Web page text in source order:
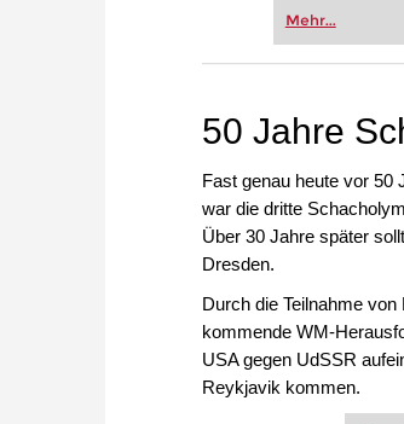
zuvor.
Mehr...
50 Jahre
Fast genau heute vor 50
war die dritte
Über 30 Jahre später
Dresden.
Durch die Teilnahme
kommende WM-
USA gegen UdSSR
Reykjavik kommen.